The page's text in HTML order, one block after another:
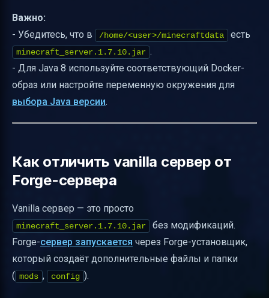
Важно:
- Убедитесь, что в
/home/<user>/minecraftdata есть
minecraft_server.1.7.10.jar .
- Для Java 8 используйте соответствующий Docker-
образ или настройте переменную окружения для
выбора Java версии.
Как отличить vanilla сервер от
Forge-сервера
Vanilla сервер — это просто
minecraft_server.1.7.10.jar
без модификаций.
Forge-сервер запускается через Forge-установщик,
который создаёт дополнительные файлы и папки
( mods , config ).